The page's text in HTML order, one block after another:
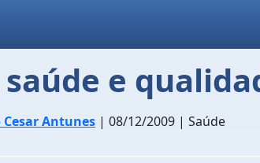
saúde e
Antunes | 08/12/2009 | Saúde